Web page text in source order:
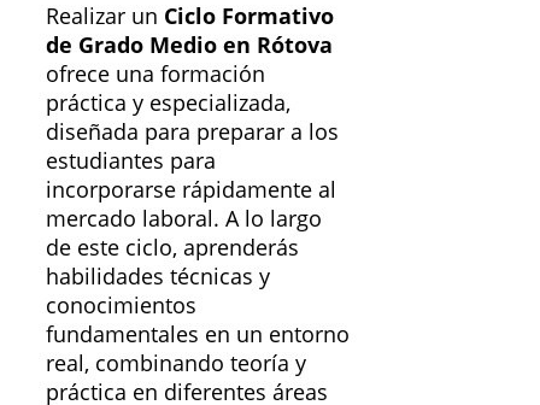
Realizar un Ciclo Formativo
de Grado Medio en Rótova
ofrece una formación
práctica y especializada,
diseñada para preparar a los
estudiantes para
incorporarse rápidamente al
mercado laboral. A lo largo
de este ciclo, aprenderás
habilidades técnicas y
conocimientos
fundamentales en un entorno
real, combinando teoría y
práctica en diferentes áreas